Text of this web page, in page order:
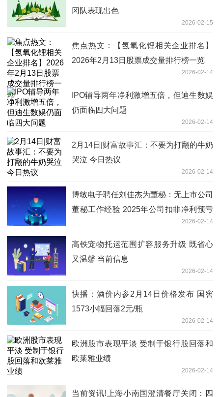
冈队表现出色
2026-02-15
焦点热文：【氢氧化锂相关企业排名】
2026年2月13日股票成交量排行榜一览
2026-02-14
IPO辅导两年净利激增五倍，但迪生数娱
仍面临四大问题
2026-02-14
2月14日|财富故事汇：不要为打翻的牛奶
哭泣 今日热议
2026-02-14
博敏电子聘任刘佳杰为董秘：无上市公司
董秘工作经验 2025年公司扣非净利预亏
2026-02-14
高铁宠物托运范围扩容服务升级 既省心
又温馨 当前信息
2026-02-14
快播：酒价内参2月14日价格发布 国窖
1573小幅回落2元/瓶
2026-02-14
欧洲股市表现平淡 受制于银行股回落和
欧莱雅业绩
2026-02-14
当前资讯!上海小南国澄清餐厅关闭：四